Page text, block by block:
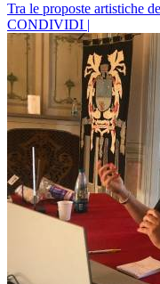
Tra le proposte artistiche
CONDIVIDI |